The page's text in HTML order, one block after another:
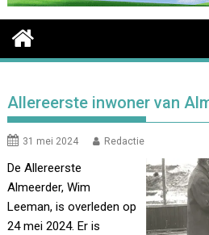
Allereerste inwoner van
31 mei 2024 Redactie
De Allereerste
Almeerder, Wim
Leeman, is overleden op
24 mei 2024. Er is